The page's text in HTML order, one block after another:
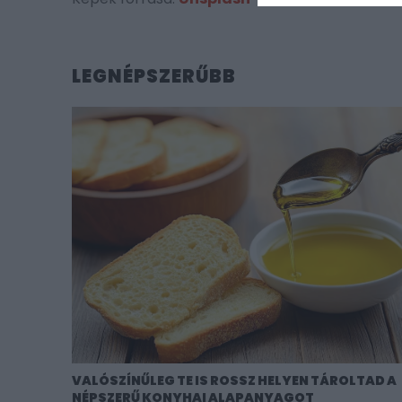
LEGNÉPSZERŰBB
VALÓSZÍNŰLEG TE IS ROSSZ HELYEN TÁROLTAD A
NÉPSZERŰ KONYHAI ALAPANYAGOT